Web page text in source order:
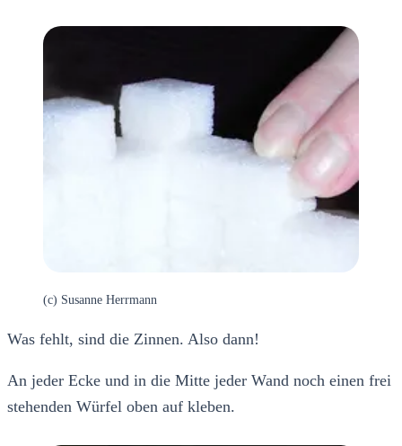
(c) Susanne Herrmann
Was fehlt, sind die Zinnen. Also dann!
An jeder Ecke und in die Mitte jeder Wand noch einen frei
stehenden Würfel oben auf kleben.